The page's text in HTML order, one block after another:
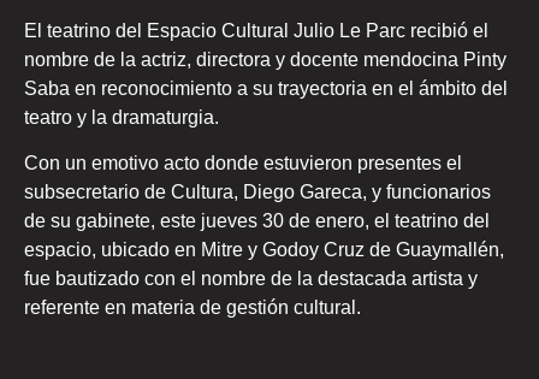
El teatrino del Espacio Cultural Julio Le Parc recibió el
nombre de la actriz, directora y docente mendocina Pinty
Saba en reconocimiento a su trayectoria en el ámbito del
teatro y la dramaturgia.
Con un emotivo acto donde estuvieron presentes el
subsecretario de Cultura, Diego Gareca, y funcionarios
de su gabinete, este jueves 30 de enero, el teatrino del
espacio, ubicado en Mitre y Godoy Cruz de Guaymallén,
fue bautizado con el nombre de la destacada artista y
referente en materia de gestión cultural.